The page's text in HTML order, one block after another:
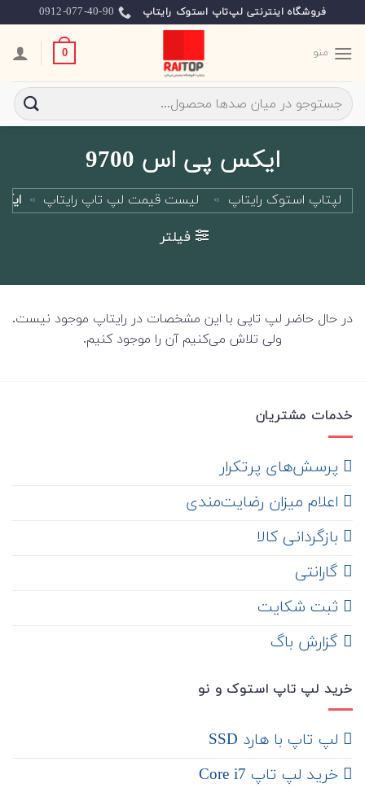
to
content
فروشگاه اینترنتی لپ‌تاپ استوک رایتاپ 0912-077-40-90
منو 0
جستجو
برای:
ایکس پی اس 9700
لپتاپ استوک رایتاپ » لیست قیمت لپ تاپ رایتاپ »
فیلتر
در حال حاضر لپ تاپی با این مشخصات در رایتاپ موجود نیست.
ولی تلاش می‌کنیم آن را موجود کنیم.
خدمات مشتریان
‌ پرسش‌های پرتکرار
اعلام میزان رضایت‌مندی
‌ بازگردانی کالا
گارانتی
ثبت شکایت
‌ گزارش باگ
خرید لپ تاپ استوک و نو
لپ تاپ با هارد SSD
خرید لپ تاپ Core i7